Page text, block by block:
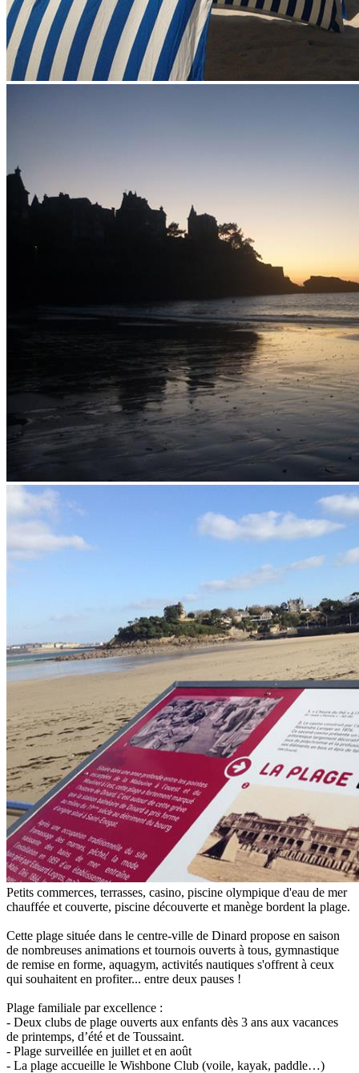
Petits commerces, terrasses, casino, piscine olympique d'eau de mer
chauffée et couverte, piscine découverte et manège bordent la plage.
Cette plage située dans le centre-ville de Dinard propose en saison
de nombreuses animations et tournois ouverts à tous, gymnastique
de remise en forme, aquagym, activités nautiques s'offrent à ceux
qui souhaitent en profiter... entre deux pauses !
Plage familiale par excellence :
- Deux clubs de plage ouverts aux enfants dès 3 ans aux vacances
de printemps, d’été et de Toussaint.
- Plage surveillée en juillet et en août
- La plage accueille le Wishbone Club (voile, kayak, paddle…)